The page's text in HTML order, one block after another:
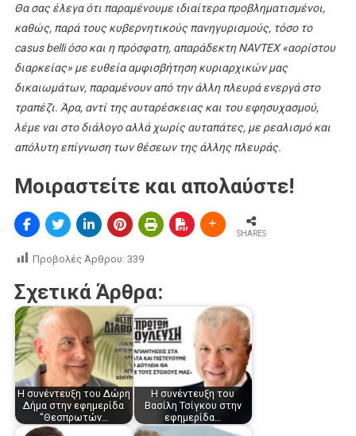
Θα σας έλεγα ότι παραμένουμε ιδιαίτερα προβληματισμένοι,
καθώς, παρά τους κυβερνητικούς πανηγυρισμούς, τόσο το
casus belli όσο και η πρόσφατη, απαράδεκτη NAVTEX «αορίστου
διαρκείας» με ευθεία αμφισβήτηση κυριαρχικών μας
δικαιωμάτων, παραμένουν από την άλλη πλευρά ενεργά στο
τραπέζι. Άρα, αντί της αυταρέσκειας και του εφησυχασμού,
λέμε ναι στο διάλογο αλλά χωρίς αυταπάτες, με ρεαλισμό και
απόλυτη επίγνωση των θέσεων της άλλης πλευράς.
Μοιραστείτε και απολαύστε!
SHARES
Προβολές Άρθρου: 339
Σχετικά Άρθρα:
Η συνέντευξη του Δώρη
Δήμα στην εφημερίδα
"Θεσπρωτών…
Η συνέντευξη του
Βασίλη Τσίγκου στην
εφημερίδα…